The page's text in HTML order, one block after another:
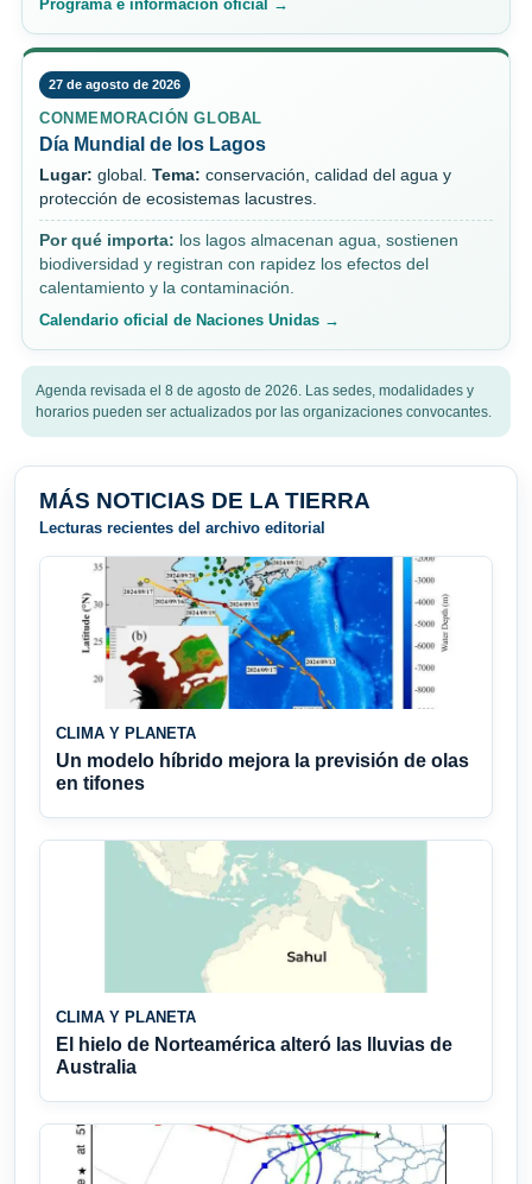
Programa e información oficial →
27 de agosto de 2026
CONMEMORACIÓN GLOBAL
Día Mundial de los Lagos
Lugar: global. Tema: conservación, calidad del agua y
protección de ecosistemas lacustres.
Por qué importa: los lagos almacenan agua, sostienen
biodiversidad y registran con rapidez los efectos del
calentamiento y la contaminación.
Calendario oficial de Naciones Unidas →
Agenda revisada el 8 de agosto de 2026. Las sedes, modalidades y
horarios pueden ser actualizados por las organizaciones convocantes.
MÁS NOTICIAS DE LA TIERRA
Lecturas recientes del archivo editorial
CLIMA Y PLANETA
Un modelo híbrido mejora la previsión de olas
en tifones
CLIMA Y PLANETA
El hielo de Norteamérica alteró las lluvias de
Australia